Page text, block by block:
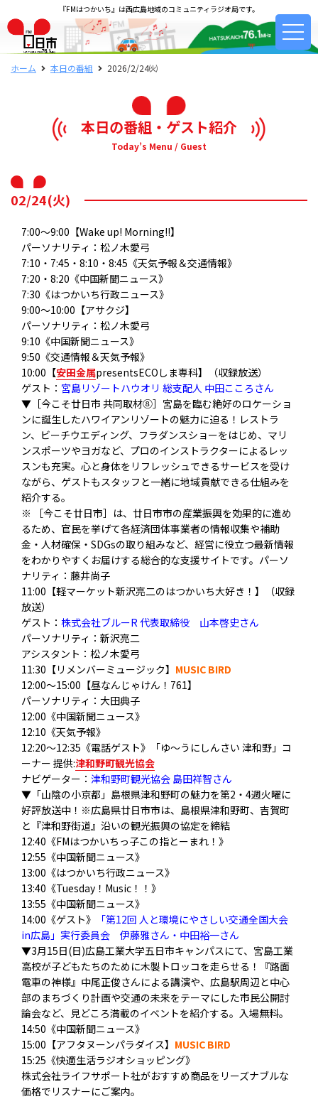
『FMはつかいち』は西広島地域のコミュニティラジオ局です。
ホーム 本日の番組 2026/2/24㈫
本日の番組・ゲスト紹介
Today’s Menu / Guest
02/24(火)
7:00～9:00【Wake up! Morning!!】
パーソナリティ：松ノ木愛弓
7:10・7:45・8:10・8:45《天気予報＆交通情報》
7:20・8:20《中国新聞ニュース》
7:30《はつかいち行政ニュース》
9:00～10:00【アサクジ】
パーソナリティ：松ノ木愛弓
9:10《中国新聞ニュース》
9:50《交通情報＆天気予報》
10:00【安田金属presentsECOしま専科】（収録放送）
ゲスト： 宮島リゾートハウオリ 総支配人 中田こころさん
▼［今こそ廿日市 共同取材⑧］ 宮島を臨む絶好のロケーショ
ンに誕生したハワイアンリゾートの魅力に迫る！レストラ
ン、ビーチウエディング、 フラダンスショーをはじめ、マリ
ンスポーツやヨガなど、 プロのインストラクターによるレッ
スンも充実。 心と身体をリフレッシュできるサービスを受け
ながら、 ゲストもスタッフと一緒に地域貢献できる仕組みを
紹介する。
※ ［今こそ廿日市］は、廿日市市の産業振興を効果的に進め
るため、 官民を挙げて各経済団体事業者の情報収集や補助
金・人材確保・ SDGsの取り組みなど、 経営に役立つ最新情報
をわかりやすくお届けする総合的な支援サイ トです。パーソ
ナリティ：藤井尚子
11:00【軽マーケット新沢亮二のはつかいち大好き！】（収録
放送）
ゲスト： 株式会社ブルーR 代表取締役 山本啓史さん
パーソナリティ：新沢亮二
アシスタント：松ノ木愛弓
11:30【リメンバーミュージック】 MUSIC BIRD
12:00～15:00【昼なんじゃけん！761】
パーソナリティ：大田典子
12:00《中国新聞ニュース》
12:10《天気予報》
12:20〜12:35《電話ゲスト》「ゆ〜うにしんさい 津和野」コ
ーナー 提供:津和野町観光協会
ナビゲーター： 津和野町観光協会 島田祥智さん
▼「山陰の小京都」島根県津和野町の魅力を第2・ 4週火曜に
好評放送中！※広島県廿日市市は、島根県津和野町、吉賀町
と『津和野街道』 沿いの観光振興の協定を締結
12:40《FMはつかいちっ子この指とーまれ！》
12:55《中国新聞ニュース》
13:00《はつかいち行政ニュース》
13:40《Tuesday！Music！！》
13:55《中国新聞ニュース》
14:00《ゲスト》
「第12回 人と環境にやさしい交通全国大会
in広島」実行委員会 伊藤雅さん・中田裕一さん
▼3月15日(日)広島工業大学五日市キャンパスにて、 宮島工業
高校が子どもたちのために木製トロッコを走らせる！『路面
電車の神様』中尾正俊さんによる講演や、 広島駅周辺と中心
部のまちづくり計画や交通の未来をテーマにした市民公開討
論会など、見どころ満載のイベントを紹介する。 入場無料。
14:50《中国新聞ニュース》
15:00【アフタヌーンパラダイス】 MUSIC BIRD
15:25《快適生活ラジオショッピング》
株式会社ライフサポート社がおすすめ商品をリーズナブルな
価格でリスナーにご案内。